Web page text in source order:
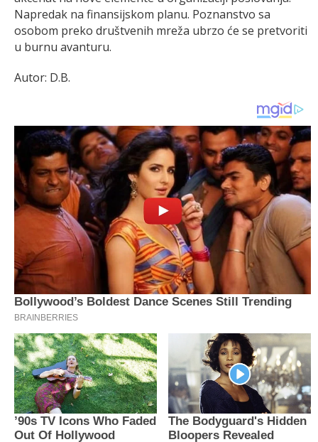
Napredak na finansijskom planu. Poznanstvo sa
osobom preko društvenih mreža ubrzo će se pretvoriti
u burnu avanturu.
Autor: D.B.